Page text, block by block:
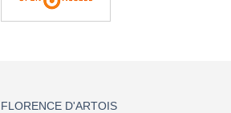
FLORENCE D'ARTOIS